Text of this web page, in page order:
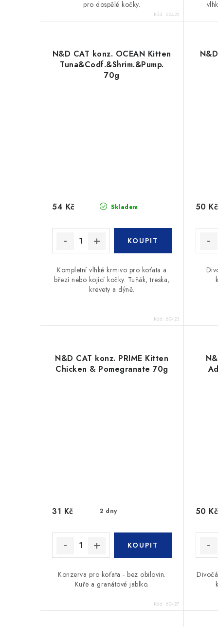
pro dospělé kočky.
Kód: 60422
N&D CAT konz. OCEAN Kitten
Tuna&Codf.&Shrim.&Pump.
70g
Skladem
54 Kč
Kompletní vlhké krmivo pro koťata a
březí nebo kojící kočky. Tuňák, treska,
krevety a dýně.
Kód: 60423
50 Kč
N&D CAT konz. PRIME Kitten
Chicken & Pomegranate 70g
2 dny
31 Kč
Konzerva pro koťata - bez obilovin.
Kuře a granátové jablko.
Kód: 60427
50 Kč